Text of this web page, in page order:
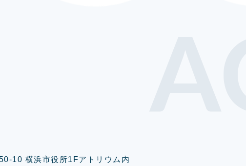
10 横浜市役所1Fアトリウム内